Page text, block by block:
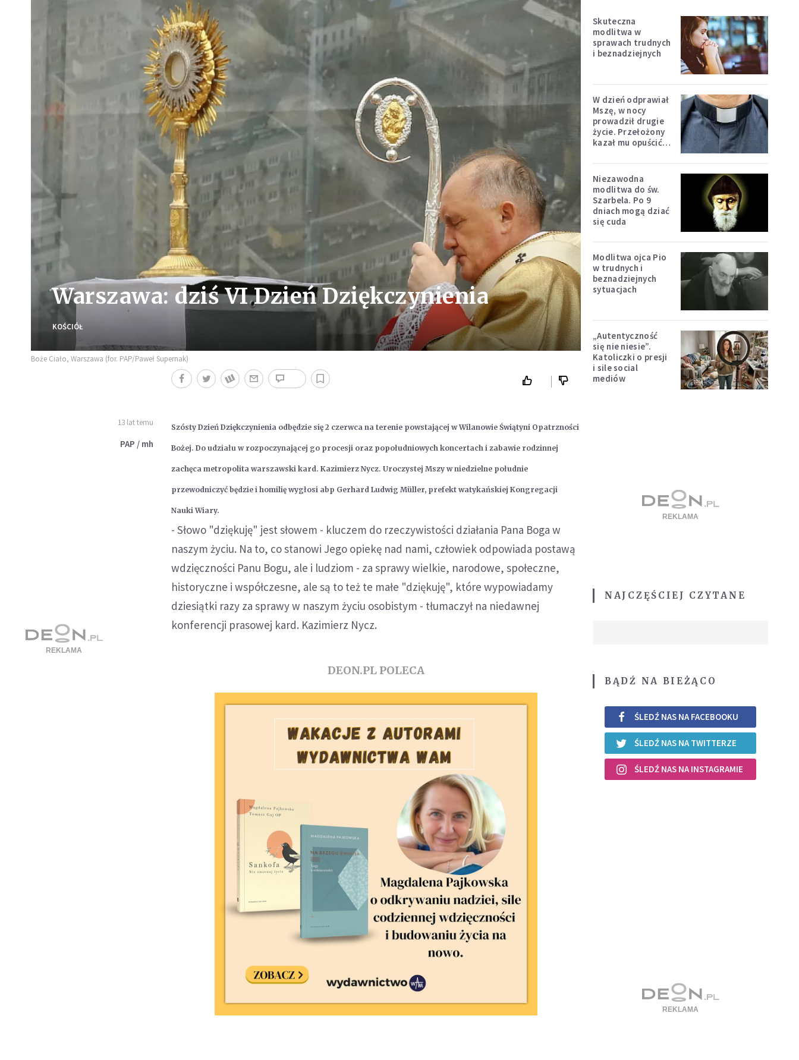
Warszawa: dziś VI Dzień Dziękczynienia
KOŚCIÓŁ
Boże Ciało, Warszawa (for. PAP/Paweł Supernak)
13 lat temu
PAP / mh
Szósty Dzień Dziękczynienia odbędzie się 2 czerwca na terenie powstającej w Wilanowie Świątyni Opatrzności
Bożej. Do udziału w rozpoczynającej go procesji oraz popołudniowych koncertach i zabawie rodzinnej
zachęca metropolita warszawski kard. Kazimierz Nycz. Uroczystej Mszy w niedzielne południe
przewodniczyć będzie i homilię wygłosi abp Gerhard Ludwig Müller, prefekt watykańskiej Kongregacji
Nauki Wiary.
- Słowo "dziękuję" jest słowem - kluczem do rzeczywistości działania Pana Boga w
naszym życiu. Na to, co stanowi Jego opiekę nad nami, człowiek odpowiada postawą
wdzięczności Panu Bogu, ale i ludziom - za sprawy wielkie, narodowe, społeczne,
historyczne i współczesne, ale są to też te małe "dziękuję", które wypowiadamy
dziesiątki razy za sprawy w naszym życiu osobistym - tłumaczył na niedawnej
konferencji prasowej kard. Kazimierz Nycz.
DEON.PL POLECA
Skuteczna
modlitwa w
sprawach trudnych
i beznadziejnych
W dzień odprawiał
Mszę, w nocy
prowadził drugie
życie. Przełożony
kazał mu opuścić
Niezawodna
modlitwa do św.
Szarbela. Po 9
dniach mogą dziać
się cuda
Modlitwa ojca Pio
w trudnych i
beznadziejnych
sytuacjach
„Autentyczność
się nie niesie”.
Katoliczki o presji
i sile social
mediów
NAJCZĘŚCIEJ CZYTANE
BĄDŹ NA BIEŻĄCO
ŚLEDŹ NAS NA FACEBOOKU
ŚLEDŹ NAS NA TWITTERZE
ŚLEDŹ NAS NA INSTAGRAMIE